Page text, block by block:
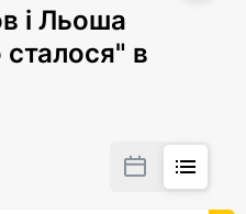
і Льоша
в